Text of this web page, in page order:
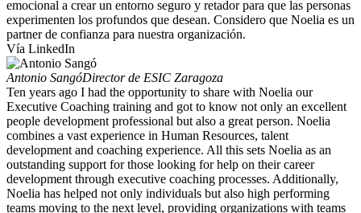
emocional a crear un entorno seguro y retador para que las personas
experimenten los profundos que desean. Considero que Noelia es un
partner de confianza para nuestra organización.
Vía LinkedIn
Antonio SangóDirector de ESIC Zaragoza
Ten years ago I had the opportunity to share with Noelia our
Executive Coaching training and got to know not only an excellent
people development professional but also a great person. Noelia
combines a vast experience in Human Resources, talent
development and coaching experience. All this sets Noelia as an
outstanding support for those looking for help on their career
development through executive coaching processes. Additionally,
Noelia has helped not only individuals but also high performing
teams moving to the next level, providing organizations with teams